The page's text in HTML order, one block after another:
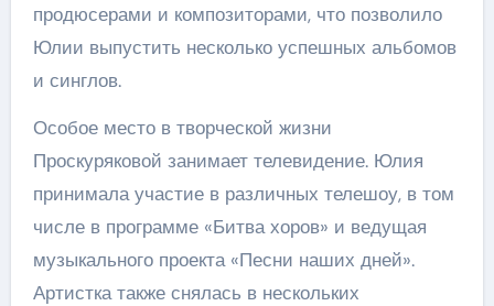
продюсерами и композиторами, что позволило
Юлии выпустить несколько успешных альбомов
и синглов.
Особое место в творческой жизни
Проскуряковой занимает телевидение. Юлия
принимала участие в различных телешоу, в том
числе в программе «Битва хоров» и ведущая
музыкального проекта «Песни наших дней».
Артистка также снялась в нескольких